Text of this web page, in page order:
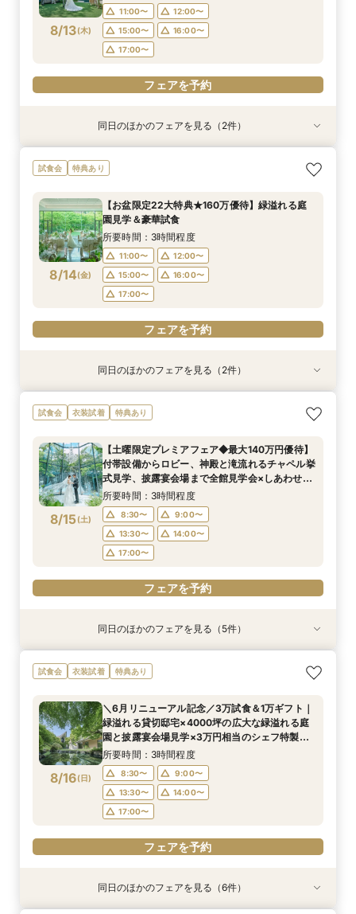
14:00〜
フェアを予約
14:00〜
フェアを予約
14:00〜
フェアを予約
14:00〜
フェアを予約
14:00〜
フェアを予約
8/13(木)
11:00〜
12:00〜
15:00〜
16:00〜
17:00〜
フェアを予約
衣装試着 特典あり
8/13(木)
【少人数プラン相談会】専用の貸切別邸OPEN&
贅沢無料試食
11:00〜
11:30〜
12:00〜
15:00〜
15:30〜
フェアを予約
特典あり
8/13(木)
マイナビ限定★当館人気NO,1◆豪華国産「しあ
わせ絆牛」絶品試食付◆
11:00〜
11:30〜
12:00〜
15:00〜
15:30〜
フェアを予約
同日のほかのフェアを見る（2件）
試食会 特典あり
8/14(金)
【お盆限定22大特典★160万優待】緑溢れる庭
園見学＆豪華試食
所要時間：3時間程度
11:00〜
12:00〜
15:00〜
16:00〜
17:00〜
フェアを予約
衣装試着 特典あり
8/14(金)
【少人数プラン相談会】専用の貸切別邸OPEN&
贅沢無料試食
11:00〜
11:30〜
12:00〜
15:00〜
15:30〜
フェアを予約
特典あり
8/14(金)
マイナビ限定★当館人気NO,1◆豪華国産「しあ
わせ絆牛」絶品試食付◆
11:00〜
11:30〜
12:00〜
15:00〜
15:30〜
フェアを予約
同日のほかのフェアを見る（2件）
試食会 衣装試着 特典あり
8/15(土)
【土曜限定プレミアフェア◆最大140万円優待】
付帯設備からロビー、神殿と滝流れるチャペル挙
式見学、披露宴会場まで全館見学会×しあわせ絆
牛無料試食会×おふたりに合わせた見積りシュミ
レーション
所要時間：3時間程度
8:30〜
9:00〜
13:30〜
14:00〜
17:00〜
フェアを予約
衣装試着 特典あり
8/15(土)
【少人数プラン相談会】専用の貸切別邸OPEN&
贅沢無料試食
8:30〜
8:45〜
9:00〜
13:30〜
14:00〜
フェアを予約
特典あり
8/15(土)
【神前挙式をご検討の方へ】神殿「凛」見学＆和
フレンチ無料試食
8:30〜
8:45〜
9:00〜
13:30〜
14:00〜
フェアを予約
特典あり
8/15(土)
【初めての式場見学の方も安心】豪華試食付きウ
エディング相談会
8:30〜
8:45〜
9:00〜
13:30〜
14:00〜
フェアを予約
衣装試着 特典あり
8/15(土)
《新チャペルOPEN記念◆8大特典≫木目×ナ
チュラルチャペル体験
8:30〜
8:45〜
9:00〜
13:30〜
14:00〜
フェアを予約
衣装試着 特典あり
8/15(土)
マイナビ限定【料理重視派必見】和牛フィレ肉×
懐石フレンチコース美食会
8:30〜
8:45〜
9:00〜
13:30〜
14:00〜
フェアを予約
同日のほかのフェアを見る（5件）
試食会 衣装試着 特典あり
8/16(日)
＼6月リニューアル記念／3万試食＆1万ギフト｜
緑溢れる貸切邸宅×4000坪の広大な緑溢れる庭
園と披露宴会場見学×3万円相当のシェフ特製国
産牛無料試食×心配な見積りもシュミレーション
相談
所要時間：3時間程度
8:30〜
9:00〜
13:30〜
14:00〜
17:00〜
フェアを予約
衣装試着 特典あり
特典あり
特典あり
衣装試着 特典あり
衣装試着 特典あり
衣装試着 特典あり
同日のほかのフェアを見る（6件）